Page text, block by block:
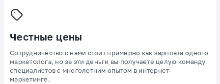
Честные цены
Сотрудничество с нами стоит примерно как зарплата одного
маркетолога, но за эти деньги вы получаете целую команду
специалистов с многолетним опытом в интернет-
маркетинге.